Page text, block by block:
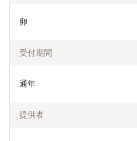
卵
受付期間
通年
提供者